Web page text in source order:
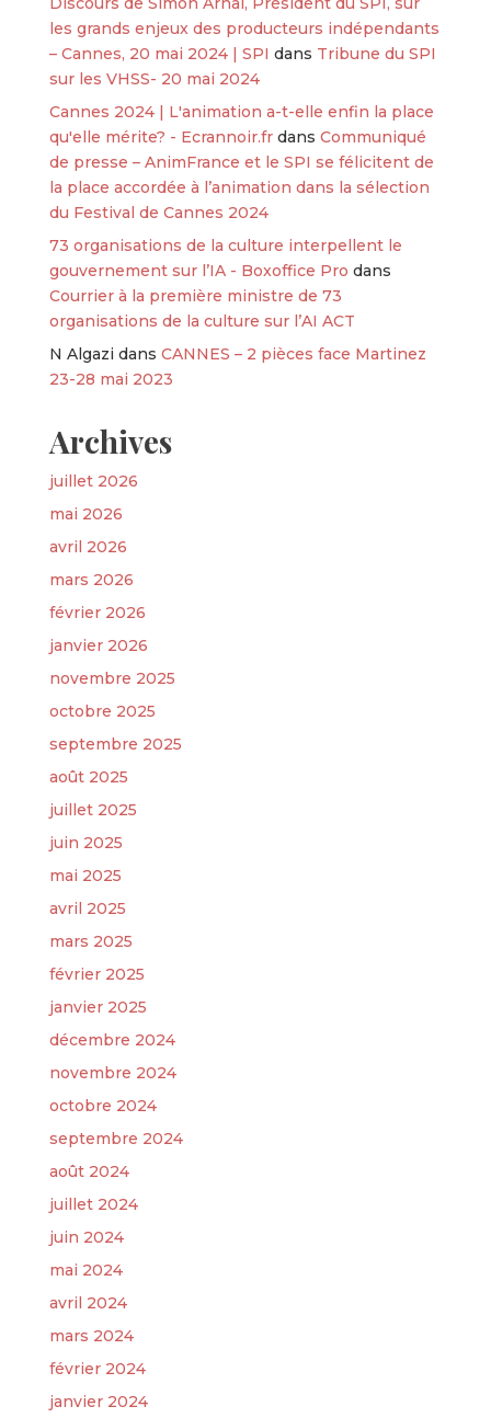
les grands enjeux des producteurs indépendants
– Cannes, 20 mai 2024 | SPI dans Tribune du SPI
sur les VHSS- 20 mai 2024
Cannes 2024 | L'animation a-t-elle enfin la place
qu'elle mérite? - Ecrannoir.frdans Communiqué
de presse – AnimFrance et le SPI se félicitent de
la place accordée à l’animation dans la sélection
du Festival de Cannes 2024
73 organisations de la culture interpellent le
gouvernement sur l’IA - Boxoffice Pro dans
Courrier à la première ministre de 73
organisations de la culture sur l’AI ACT
N Algazi dans CANNES – 2 pièces face Martinez
23-28 mai 2023
Archives
juillet 2026
mai 2026
avril 2026
mars 2026
février 2026
janvier 2026
novembre 2025
octobre 2025
septembre 2025
août 2025
juillet 2025
juin 2025
mai 2025
avril 2025
mars 2025
février 2025
janvier 2025
décembre 2024
novembre 2024
octobre 2024
septembre 2024
août 2024
juillet 2024
juin 2024
mai 2024
avril 2024
mars 2024
février 2024
janvier 2024